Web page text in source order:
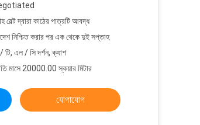
বেল্ট দ্বারা কাঠের পাত্রটি আবদ্ধ
নিশ্চিত করার পর এক থেকে দুই সপ্তাহ
টি, এল / সি দর্শন, ক্যাশ
মাসে 20000.00 স্কয়ার মিটার
যোগাযোগ